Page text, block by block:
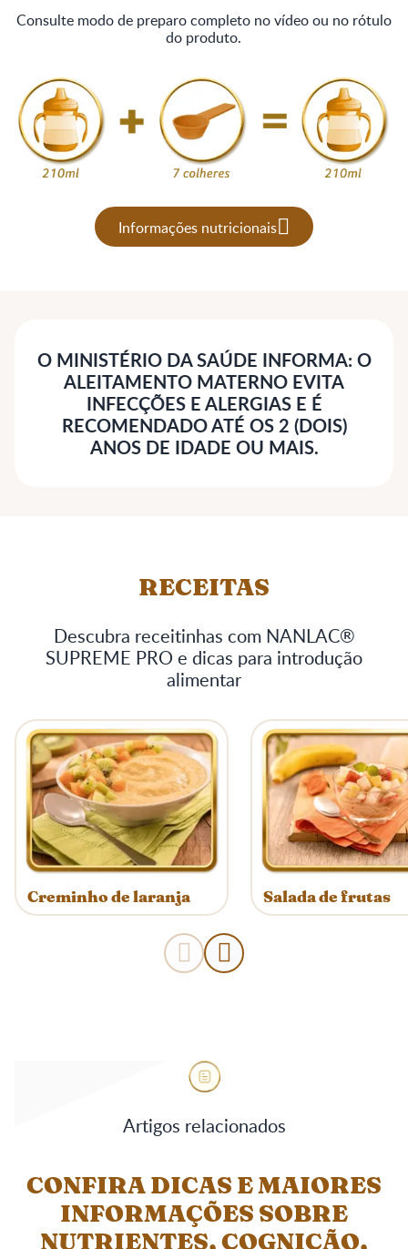
Consulte modo de preparo completo no vídeo ou no rótulo
do produto.
Informações nutricionais
O MINISTÉRIO DA SAÚDE INFORMA: O
ALEITAMENTO MATERNO EVITA
INFECÇÕES E ALERGIAS E É
RECOMENDADO ATÉ OS 2 (DOIS)
ANOS DE IDADE OU MAIS.
RECEITAS
Descubra receitinhas com NANLAC®
SUPREME PRO e dicas para introdução
alimentar
Creminho de laranja Salada de frutas
Artigos relacionados
CONFIRA DICAS E MAIORES
INFORMAÇÕES SOBRE
NUTRIENTES, COGNIÇÃO,